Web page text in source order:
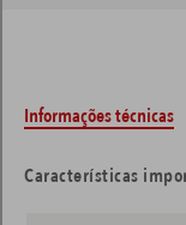
Informações técnicas
Características